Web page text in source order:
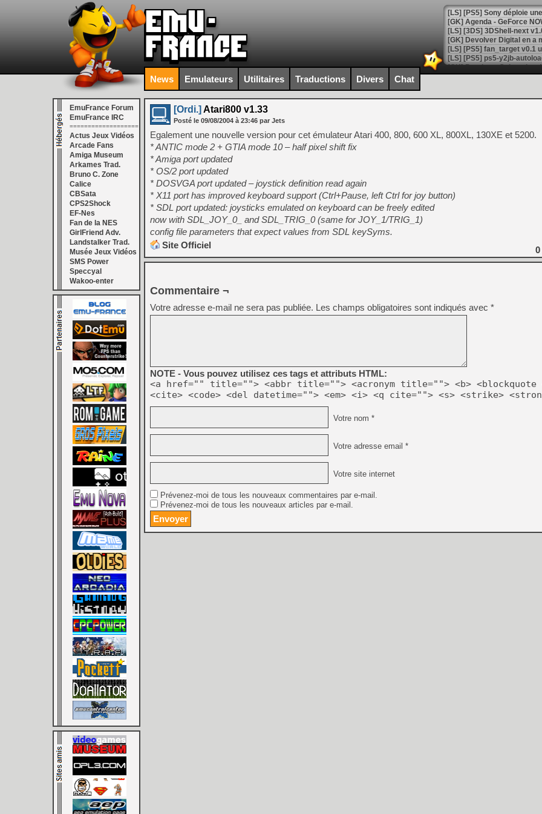
[GK] Agenda - GeForce
[GK] Devolver Digital en a
[LS] [PS5] ps5-y2jb-
[GK] Pourquoi Marvel
[GK] Test : Restory : Chill
[GK] GTA 6 : Rockstar
[GK] Hot Wheels Infinite
[GK] Mémoire cash -
[GK] Résultats Nintendo :
[GK] Déjà des
[Mo5] Brickboy cherche à
[GK] Minecraft et ses «
[GK] Beast of
[GK] Ubisoft : fin de partie
[GK] Mémoire cash -
[GK] Dan Houser (GTA)
[GK] Comment EA Sports
[GK] Crimson Moon : un
[GK] Isle of Reveries : le
[GK] Moonlighter 2 : The
[GK] Capcom relance
[Mo5] Deux inédits du
[GK] Le beat'em up The
[GK] Endless Legend 2 :
[LS] [PS5] Le WebKit
[GK] Oubliez Crazy Taxi,
[LS] [Switch] NSZ 5.0.0
[GK] No More Room in
News Emulateurs Utilitaires Traductions Divers Chat
EmuFrance Forum
EmuFrance IRC
===================
Actus Jeux Vidéos
Arcade Fans
Amiga Museum
Arkames Trad.
Bruno C. Zone
Calice
CBSata
CPS2Shock
EF-Nes
Fan de la NES
GirlFriend Adv.
Landstalker Trad.
Musée Jeux Vidéos
SMS Power
Speccyal
Wakoo-enter
[Ordi.] Atari800 v1.33
Posté le 09/08/2004 à 23:46 par Jets
Egalement une nouvelle version pour cet émulateur Atari 400, 800, 600 XL, 800XL, 130XE et 5200.
* ANTIC mode 2 + GTIA mode 10 – half pixel shift fix
* Amiga port updated
* OS/2 port updated
* DOSVGA port updated – joystick definition read again
* X11 port has improved keyboard support (Ctrl+Pause, left Ctrl for joy button)
* SDL port updated: joysticks emulated on keyboard can be freely edited
now with SDL_JOY_0_ and SDL_TRIG_0 (same for JOY_1/TRIG_1)
config file parameters that expect values from SDL keySyms.
Site Officiel
0
Commentaire ¬
Votre adresse e-mail ne sera pas publiée. Les champs obligatoires sont indiqués avec *
NOTE - Vous pouvez utilisez ces tags et attributs HTML:
<a href="" title=""> <abbr title=""> <acronym title=""> <b> <blockquote
<cite> <code> <del datetime=""> <em> <i> <q cite=""> <s> <strike>
Votre nom *
Votre adresse email *
Votre site internet
Prévenez-moi de tous les nouveaux commentaires par e-mail.
Prévenez-moi de tous les nouveaux articles par e-mail.